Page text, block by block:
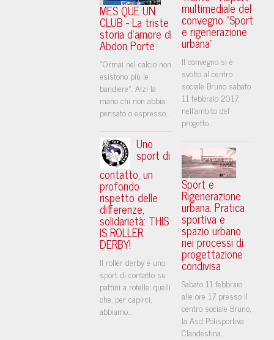
MES QUE UN
CLUB - La triste
storia d'amore di
Abdon Porte
«Ormai nel calcio non
esistono più le
bandiere». Alzi la
mano chi non abbia
pensato o espresso...
Uno
sport di
contatto, un
profondo
rispetto delle
differenze,
solidarietà: THIS
IS ROLLER
DERBY!
Il roller derby é uno
sport di contatto su
pattini a rotelle; quelli
che, per capirci,
abbiamo...
multimediale del
convegno "Sport
e rigenerazione
urbana"
Il convegno si è
svolto al centro
sociale Bruno sabato
11 febbraio 2017,
nell'ambito del
progetto...
Sport e
Rigenerazione
urbana. Pratica
sportiva e
spazio urbano
nei processi di
progettazione
condivisa
Sabato 11 febbraio
alle ore 17 presso il
centro sociale Bruno,
la Asd Polisportiva
Clandestina...